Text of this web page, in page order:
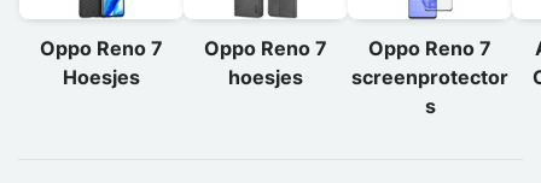
Oppo Reno 7
Hoesjes
Oppo Reno 7
hoesjes
Oppo Reno 7
screenprotector
s